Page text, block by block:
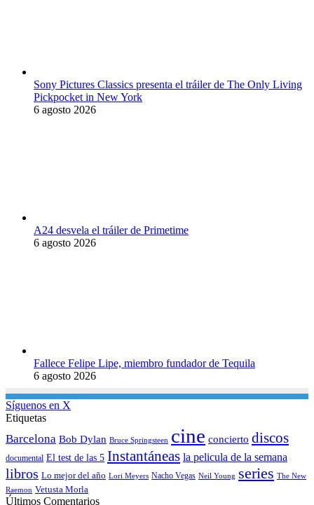
Sony Pictures Classics presenta el tráiler de The Only Living
Pickpocket in New York
6 agosto 2026
A24 desvela el tráiler de Primetime
6 agosto 2026
Fallece Felipe Lipe, miembro fundador de Tequila
6 agosto 2026
Síguenos en X
Etiquetas
Barcelona Bob Dylan Bruce Springsteen cine concierto discos
documental El test de las 5 Instantáneas la pelicula de la semana
libros Lo mejor del año Lori Meyers Nacho Vegas Neil Young series The New
Raemon Vetusta Morla
Últimos Comentarios